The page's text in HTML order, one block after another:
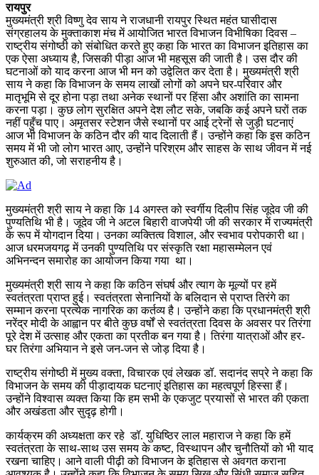
रायपुर
मुख्यमंत्री श्री विष्णु देव साय ने राजधानी रायपुर स्थित महंत घासीदास
संग्रहालय के मुक्ताकाश मंच में आयोजित भारत विभाजन विभीषिका दिवस –
राष्ट्रीय संगोष्ठी को संबोधित करते हुए कहा कि भारत का विभाजन इतिहास का
एक ऐसा अध्याय है, जिसकी पीड़ा आज भी महसूस की जाती है। उस दौर की
घटनाओं को याद करना आज भी मन को उद्वेलित कर देता है। मुख्यमंत्री श्री
साय ने कहा कि विभाजन के समय लाखों लोगों को अपने घर-परिवार और
मातृभूमि से दूर होना पड़ा तथा अनेक स्थानों पर हिंसा और अशांति का सामना
करना पड़ा। कुछ लोग सुरक्षित अपने देश लौट सके, जबकि कई अपने घरों तक
नहीं पहुँच पाए। अमृतसर स्टेशन जैसे स्थानों पर आई ट्रेनों से जुड़ी घटनाएं
आज भी विभाजन के कठिन दौर की याद दिलाती हैं। उन्होंने कहा कि इस कठिन
समय में भी जो लोग भारत आए, उन्होंने परिश्रम और साहस के साथ जीवन में नई
शुरुआत की, जो सराहनीय है।
मुख्यमंत्री श्री साय ने कहा कि 14 अगस्त को स्वर्गीय दिलीप सिंह जूदेव जी की
पुण्यतिथि भी है। जूदेव जी ने अटल बिहारी वाजपेयी जी की सरकार में राज्यमंत्री
के रूप में योगदान दिया। उनका व्यक्तित्व विशाल, और स्वभाव परोपकारी था।
आज धरमजयगढ़ में उनकी पुण्यतिथि पर संस्कृति रक्षा महासम्मेलन एवं
अभिनन्दन समारोह का आयोजन किया गया था।
मुख्यमंत्री श्री साय ने कहा कि कठिन संघर्ष और त्याग के मूल्यों पर हमें
स्वतंत्रता प्राप्त हुई। स्वतंत्रता सेनानियों के बलिदान से प्राप्त तिरंगे का
सम्मान करना प्रत्येक नागरिक का कर्तव्य है। उन्होंने कहा कि प्रधानमंत्री श्री
नरेंद्र मोदी के आह्वान पर बीते कुछ वर्षों से स्वतंत्रता दिवस के अवसर पर तिरंगा
पूरे देश में उत्साह और एकता का प्रतीक बन गया है। तिरंगा यात्राओं और हर-
घर तिरंगा अभियान ने इसे जन-जन से जोड़ दिया है।
राष्ट्रीय संगोष्ठी में मुख्य वक्ता, विचारक एवं लेखक डॉ. सदानंद सप्रे ने कहा कि
विभाजन के समय की पीड़ादायक घटनाएं इतिहास का महत्वपूर्ण हिस्सा हैं।
उन्होंने विश्वास व्यक्त किया कि हम सभी के एकजुट प्रयासों से भारत की एकता
और अखंडता और सुदृढ़ होगी।
कार्यक्रम की अध्यक्षता कर रहे डॉ. युधिष्ठिर लाल महाराज ने कहा कि हमें
स्वतंत्रता के साथ-साथ उस समय के कष्ट, विस्थापन और चुनौतियों को भी याद
रखना चाहिए। आने वाली पीढ़ी को विभाजन के इतिहास से अवगत कराना